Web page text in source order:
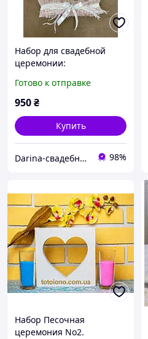
Набор для свадебной
церемонии:
для кольца и подвязка.
Готово к отправке
950₴
Купить
Darina-свадебные аксессуары для невесты 98%
Набор Песочная
церемония No2.